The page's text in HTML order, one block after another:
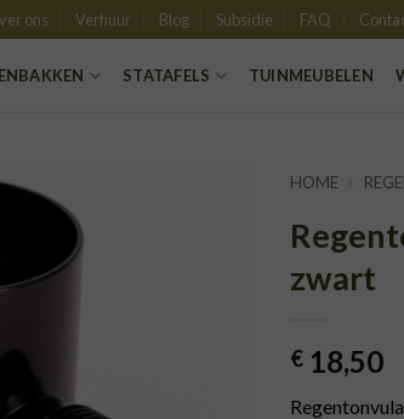
ons Verhuur Blog Subsidie FAQ
STATAFELS TUINMEUBELEN
HOME »
zwart
€ 18,50